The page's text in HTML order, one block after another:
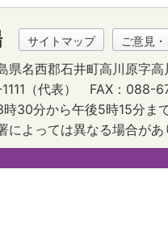
サイトマップ ご意見
名西郡石井町高川原字高
（代表）
FAX：088-
30分から午後5時15分ま
によっては異なる場合があ